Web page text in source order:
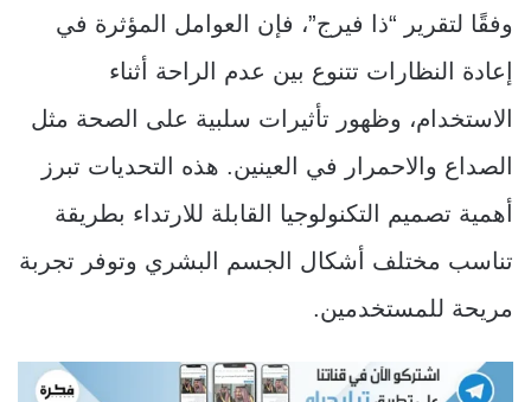
وفقًا لتقرير “ذا فيرج”، فإن العوامل المؤثرة في
إعادة النظارات تتنوع بين عدم الراحة أثناء
الاستخدام، وظهور تأثيرات سلبية على الصحة مثل
الصداع والاحمرار في العينين. هذه التحديات تبرز
أهمية تصميم التكنولوجيا القابلة للارتداء بطريقة
تناسب مختلف أشكال الجسم البشري وتوفر تجربة
مريحة للمستخدمين.